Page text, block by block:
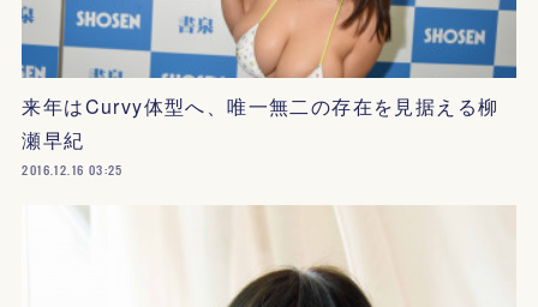
来年はCurvy体型へ、唯一無二の存在を見据える柳
瀬早紀
2016.12.16 03:25